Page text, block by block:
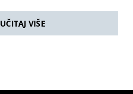
UČITAJ VIŠE